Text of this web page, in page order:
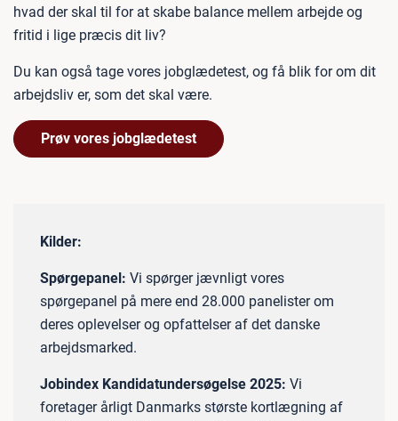
hvad der skal til for at skabe balance mellem arbejde og
fritid i lige præcis dit liv?
Du kan også tage vores jobglædetest, og få blik for om dit
arbejdsliv er, som det skal være.
Prøv vores jobglædetest
Kilder:
Spørgepanel: Vi spørger jævnligt vores
spørgepanel på mere end 28.000 panelister om
deres oplevelser og opfattelser af det danske
arbejdsmarked.
Jobindex Kandidatundersøgelse 2025: Vi
foretager årligt Danmarks største kortlægning af